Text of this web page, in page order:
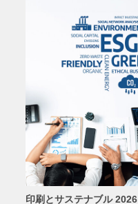
印刷とサステナブル 2026